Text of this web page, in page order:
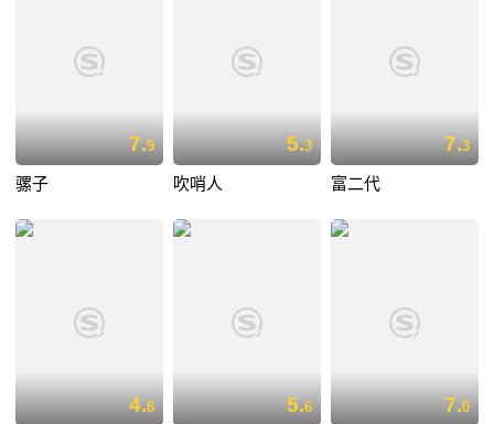
7.9
骡子
5.3
吹哨人
7.3
富二代
4.8 5.6 7.0